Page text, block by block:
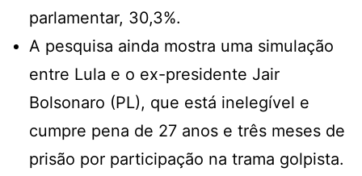
parlamentar, 30,3%.
A pesquisa ainda mostra uma simulação
entre Lula e o ex-presidente Jair
Bolsonaro (PL), que está inelegível e
cumpre pena de 27 anos e três meses de
prisão por participação na trama golpista.